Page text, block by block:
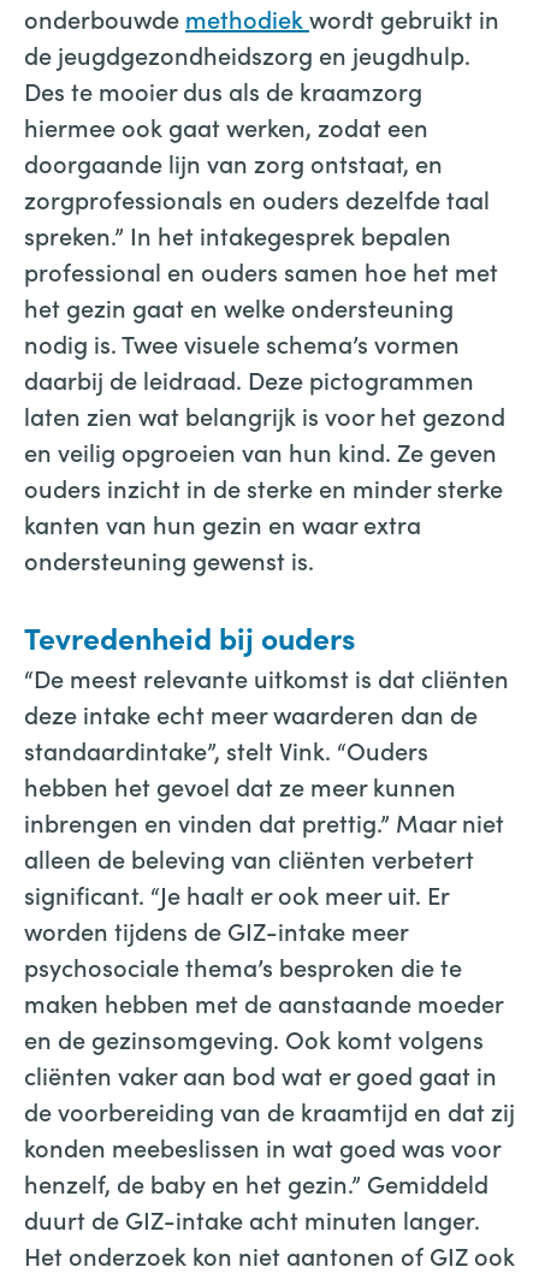
onderbouwde methodiek wordt gebruikt in
de jeugdgezondheidszorg en jeugdhulp.
Des te mooier dus als de kraamzorg
hiermee ook gaat werken, zodat een
doorgaande lijn van zorg ontstaat, en
zorgprofessionals en ouders dezelfde taal
spreken.” In het intakegesprek bepalen
professional en ouders samen hoe het met
het gezin gaat en welke ondersteuning
nodig is. Twee visuele schema’s vormen
daarbij de leidraad. Deze pictogrammen
laten zien wat belangrijk is voor het gezond
en veilig opgroeien van hun kind. Ze geven
ouders inzicht in de sterke en minder sterke
kanten van hun gezin en waar extra
ondersteuning gewenst is.
Tevredenheid bij ouders
“De meest relevante uitkomst is dat cliënten
deze intake echt meer waarderen dan de
standaardintake”, stelt Vink. “Ouders
hebben het gevoel dat ze meer kunnen
inbrengen en vinden dat prettig.” Maar niet
alleen de beleving van cliënten verbetert
significant. “Je haalt er ook meer uit. Er
worden tijdens de GIZ-intake meer
psychosociale thema’s besproken die te
maken hebben met de aanstaande moeder
en de gezinsomgeving. Ook komt volgens
cliënten vaker aan bod wat er goed gaat in
de voorbereiding van de kraamtijd en dat zij
konden meebeslissen in wat goed was voor
henzelf, de baby en het gezin.” Gemiddeld
duurt de GIZ-intake acht minuten langer.
Het onderzoek kon niet aantonen of GIZ ook